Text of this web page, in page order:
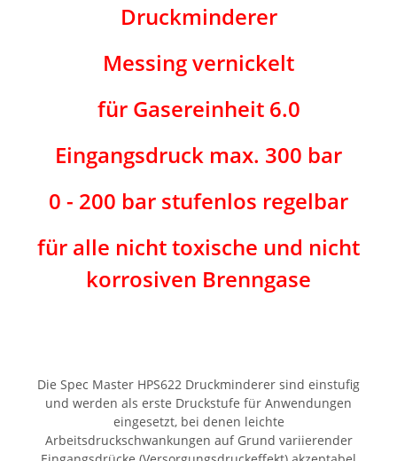
Druckminderer
Messing vernickelt
für Gasereinheit 6.0
Eingangsdruck max. 300 bar
0 - 200 bar stufenlos regelbar
für alle nicht toxische und nicht
korrosiven Brenngase
Die Spec Master HPS622 Druckminderer sind einstufig
und werden als erste Druckstufe für Anwendungen
eingesetzt, bei denen leichte
Arbeitsdruckschwankungen auf Grund variierender